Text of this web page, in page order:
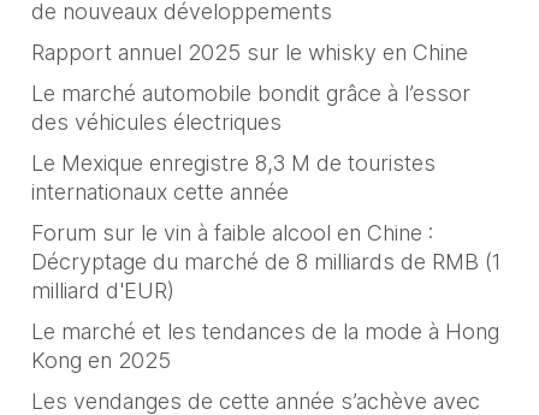
de nouveaux développements
Rapport annuel 2025 sur le whisky en Chine
Le marché automobile bondit grâce à l’essor
des véhicules électriques
Le Mexique enregistre 8,3 M de touristes
internationaux cette année
Forum sur le vin à faible alcool en Chine :
Décryptage du marché de 8 milliards de RMB (1
milliard d'EUR)
Le marché et les tendances de la mode à Hong
Kong en 2025
Les vendanges de cette année s’achève avec